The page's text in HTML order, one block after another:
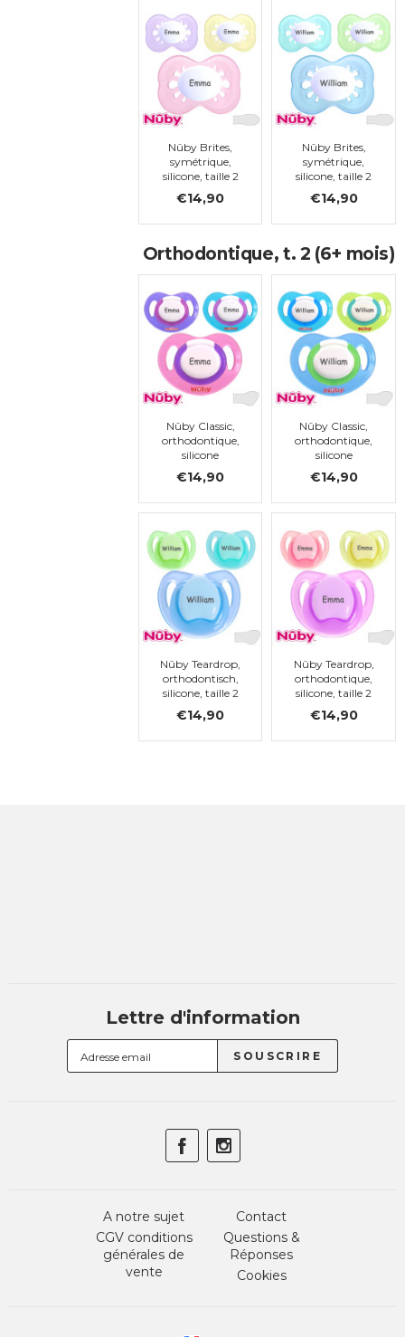
Nûby Brites,
symétrique,
silicone, taille 2
€14,90
Nûby Brites,
symétrique,
silicone, taille 2
€14,90
Orthodontique, t. 2 (6+ mois)
Nûby Classic,
orthodontique,
silicone
€14,90
Nûby Classic,
orthodontique,
silicone
€14,90
Nûby Teardrop,
orthodontisch,
silicone, taille 2
€14,90
Nûby Teardrop,
orthodontique,
silicone, taille 2
€14,90
Lettre d'information
A notre sujet
CGV conditions
générales de
vente
Contact
Questions &
Réponses
Cookies